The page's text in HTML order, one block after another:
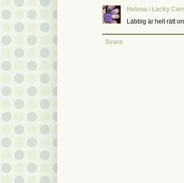
Helena / Lacky
Läbbig är helt rätt
Svara